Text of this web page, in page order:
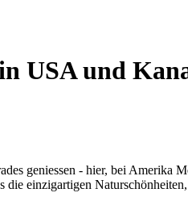
USA und
geniessen - hier, bei Amerika
einzigartigen